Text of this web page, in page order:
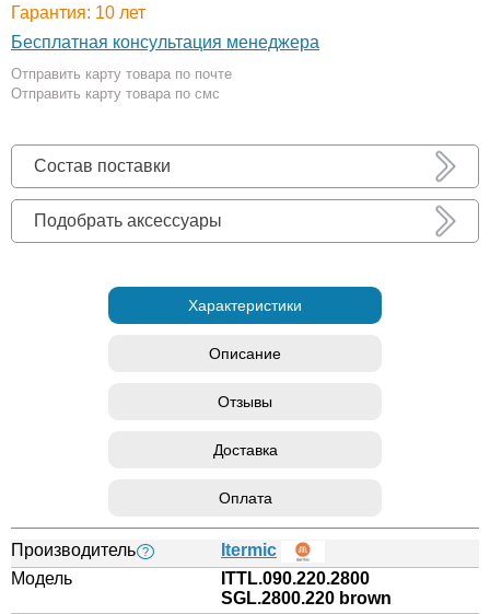
Гарантия: 10 лет
Бесплатная консультация менеджера
Отправить карту товара по почте
Отправить карту товара по смс
Состав поставки
Подобрать аксессуары
Характеристики
Описание
Отзывы
Доставка
Оплата
Производитель ?
Itermic
Модель
ITTL.090.220.2800
SGL.2800.220 brown